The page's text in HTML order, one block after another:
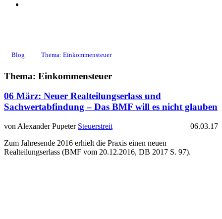
Blog Thema: Einkommensteuer
Thema: Einkommensteuer
06 März: Neuer Realteilungserlass und
Sachwertabfindung – Das BMF will es nicht glauben
von Alexander Pupeter Steuerstreit
06.03.17
Zum Jahresende 2016 erhielt die Praxis einen neuen
Realteilungserlass (BMF vom 20.12.2016, DB 2017 S. 97).